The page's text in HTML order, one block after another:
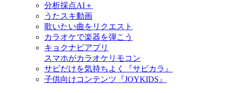
分析採点AI＋
うたスキ動画
歌いたい曲をリクエスト
カラオケで楽器を弾こう
キョクナビアプリ
スマホがカラオケリモコン
サビだけを気持ちよく『サビカラ』
子供向けコンテンツ『JOYKIDS』